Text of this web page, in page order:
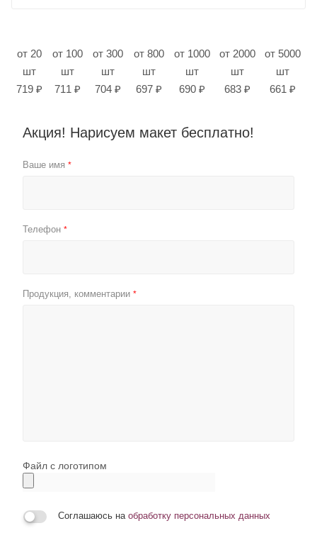
от 20
шт
719 ₽
от 100
шт
711 ₽
от 300
шт
704 ₽
от 800
шт
697 ₽
от 1000
шт
690 ₽
от 2000
шт
683 ₽
от 5000
шт
661 ₽
Акция! Нарисуем макет бесплатно!
Ваше имя *
Телефон *
Продукция, комментарии *
Файл с логотипом
Соглашаюсь на обработку персональных данных